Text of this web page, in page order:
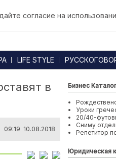
LIFE STYLE
в
09:19 10.08.2018
Бизнес
Уроки
20/40-
Сниму
Репетитор
Юридическая
согласие на